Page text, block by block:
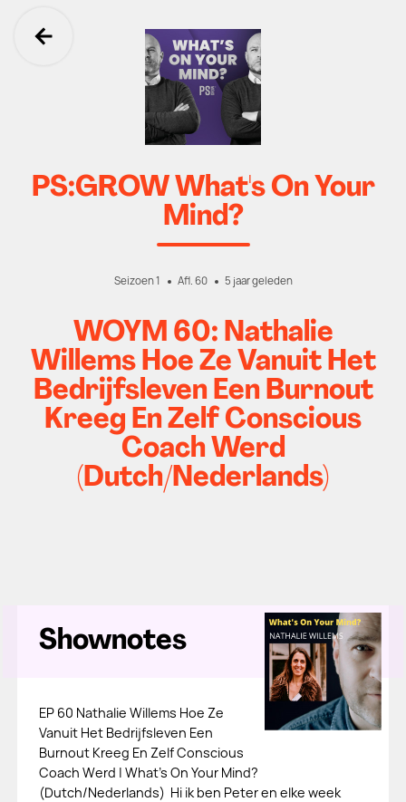
Ga terug
PS:GROW What's On Your
Mind?
Seizoen 1 Afl. 60 5 jaar geleden
WOYM 60: Nathalie
Willems Hoe Ze Vanuit Het
Bedrijfsleven Een Burnout
Kreeg En Zelf Conscious
Coach Werd
(Dutch/Nederlands)
Shownotes
EP 60 Nathalie Willems Hoe Ze
Vanuit Het Bedrijfsleven Een
Burnout Kreeg En Zelf Conscious
Coach Werd | What's On Your Mind?
(Dutch/Nederlands) Hi ik ben Peter en elke week